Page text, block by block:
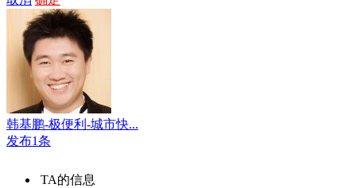
韩基鹏-极便利-城市快...
发布1条
TA的信息